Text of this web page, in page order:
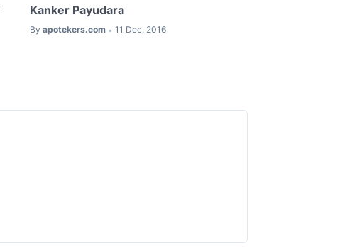
Kanker Payudara
By apotekers.com • 11 Dec, 2016